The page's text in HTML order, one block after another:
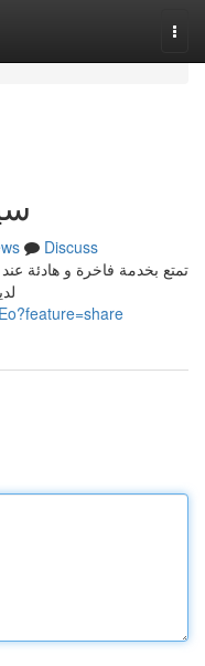
Discuss
تمتع بخدمة فاخرة و هادئة